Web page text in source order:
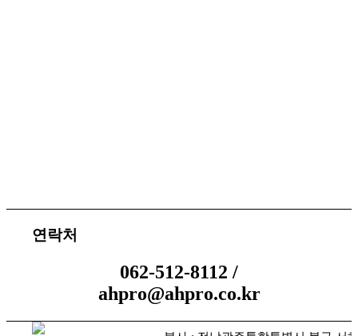
연락처
062-512-8112 /
ahpro@ahpro.co.kr